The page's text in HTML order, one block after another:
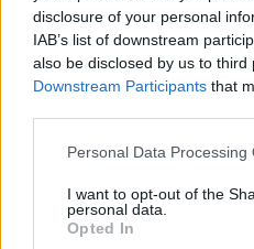
disclosure of your personal
IAB’s list of downstream
also be disclosed by us to third
Downstream Participants that
Personal Data Processing
I want to opt-out of the
personal data.
Opted In
20:17
Σητεία: Φωτιά στα Αχλάδια
την Πυροσβεστική! (Βίντεο)
Ρέθυμνο: Φωτιά σε σπίτι
Καλλιθέα
Μαρούσι: Συνελήφθη
χασίς σε προαύλιο χώρο